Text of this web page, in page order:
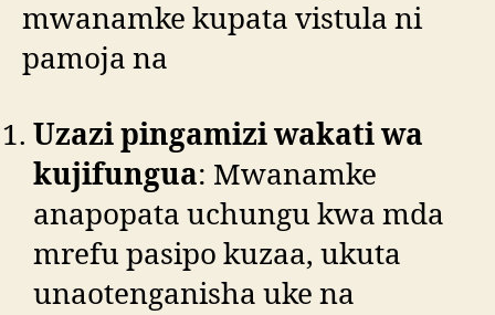
mwanamke kupata vistula ni
pamoja na
Uzazi pingamizi wakati wa
kujifungua: Mwanamke
anapopata uchungu kwa mda
mrefu pasipo kuzaa, ukuta
unaotenganisha uke na